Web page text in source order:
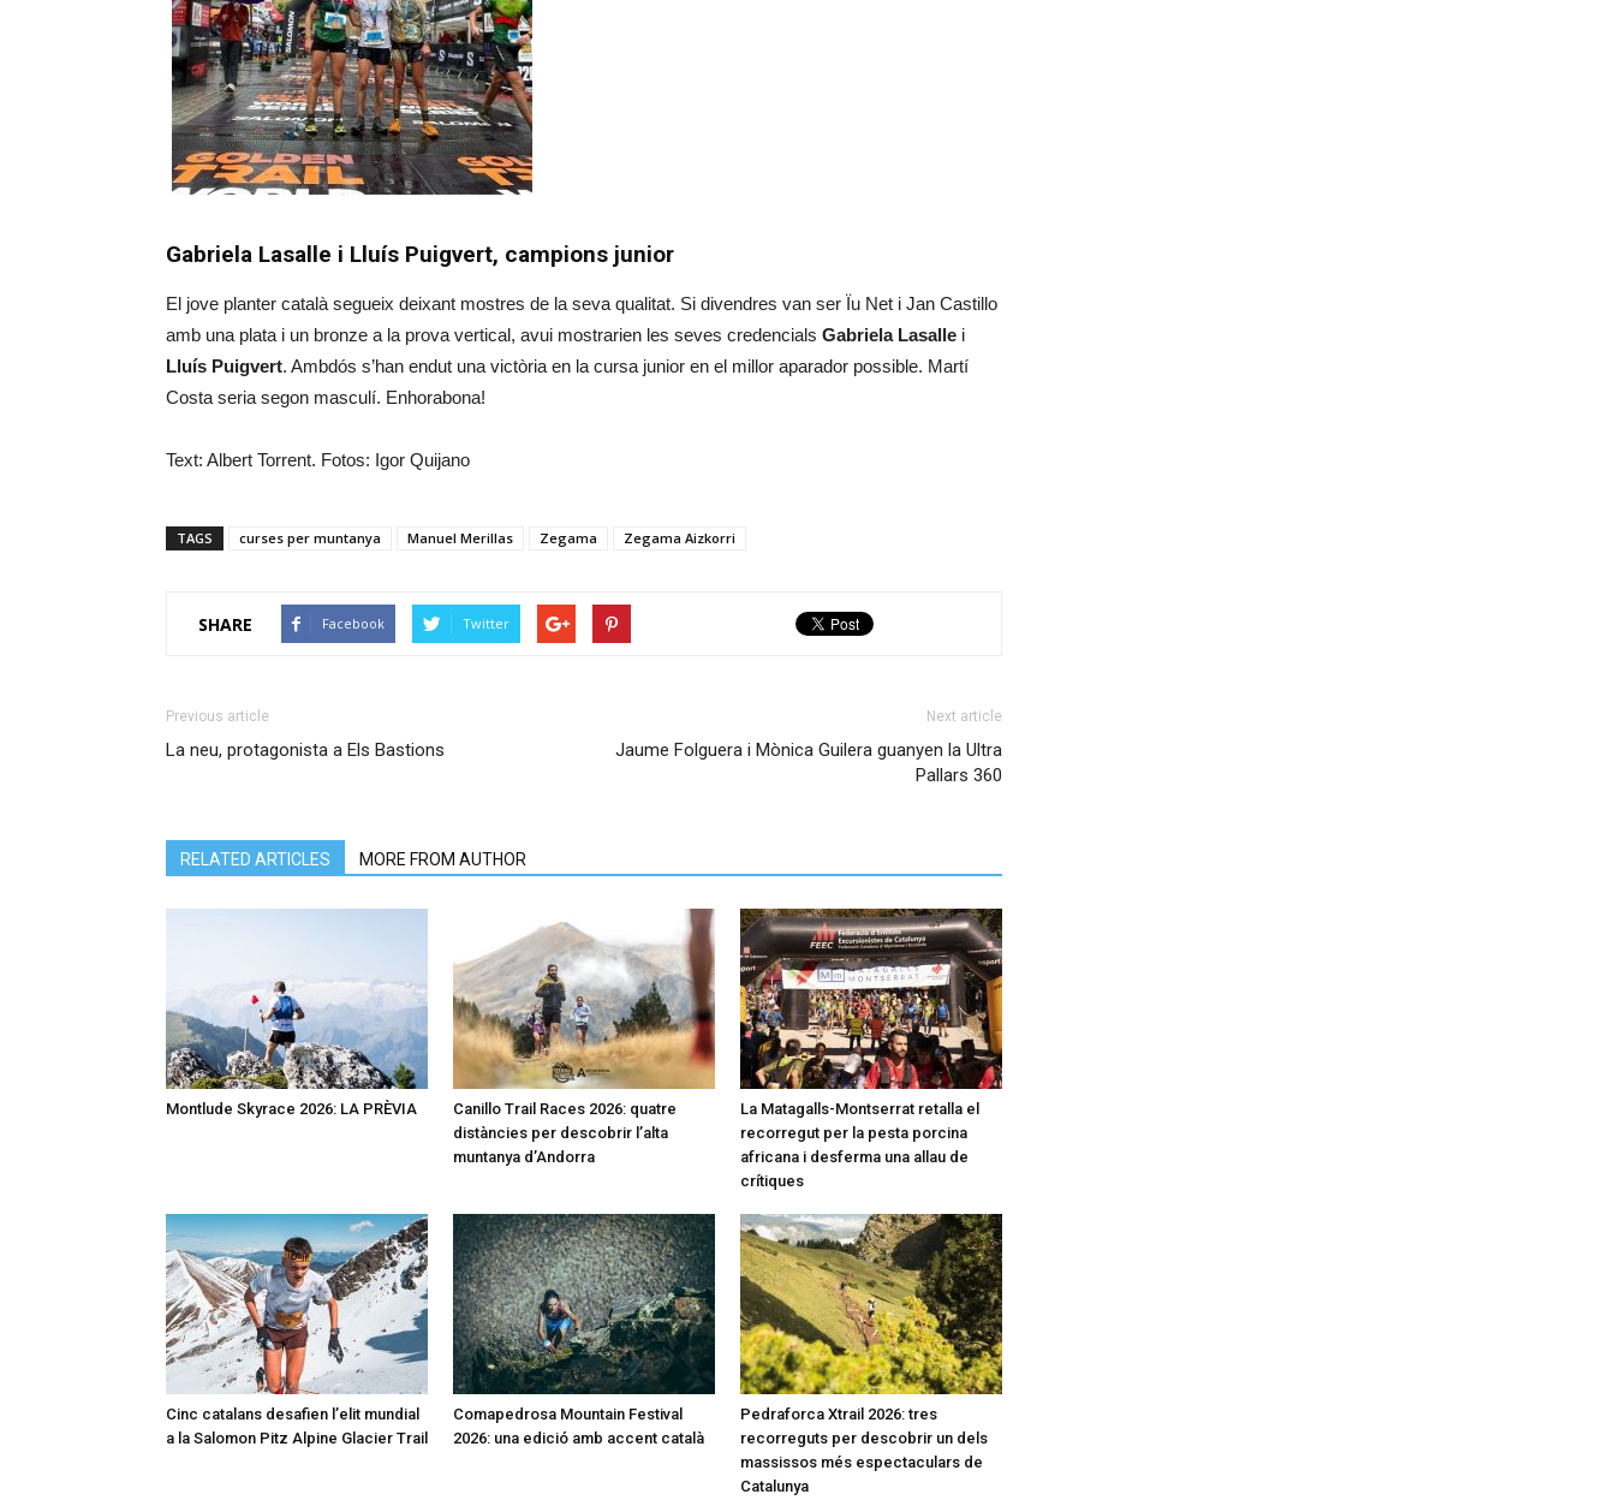
Gabriela Lasalle i Lluís Puigvert, campions junior
El jove planter català segueix deixant mostres de la seva qualitat. Si divendres van ser Ïu Net i Jan Castillo
amb una plata i un bronze a la prova vertical, avui mostrarien les seves credencials Gabriela Lasalle i
Lluís Puigvert. Ambdós s’han endut una victòria en la cursa junior en el millor aparador possible. Martí
Costa seria segon masculí. Enhorabona!
Text: Albert Torrent. Fotos: Igor Quijano
TAGS curses per muntanya Manuel Merillas Zegama Zegama Aizkorri
SHARE Facebook Twitter
Previous article
La neu, protagonista a Els Bastions
Next article
Jaume Folguera i Mònica Guilera guanyen la Ultra
Pallars 360
RELATED ARTICLES MORE FROM AUTHOR
Montlude Skyrace 2026: LA PRÈVIA
Canillo Trail Races 2026: quatre
distàncies per descobrir l’alta
muntanya d’Andorra
La Matagalls-Montserrat retalla el
recorregut per la pesta porcina
africana i desferma una allau de
crítiques
Cinc catalans desafien l’elit mundial
a la Salomon Pitz Alpine Glacier Trail
Comapedrosa Mountain Festival
2026: una edició amb accent català
Pedraforca Xtrail 2026: tres
recorreguts per descobrir un dels
massissos més espectaculars de
Catalunya